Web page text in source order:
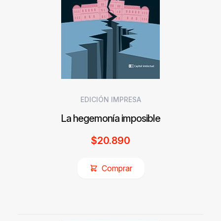
EDICIÓN IMPRESA
La hegemonía imposible
$20.890
Comprar